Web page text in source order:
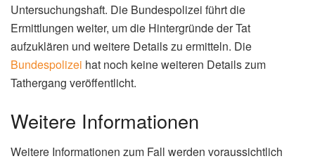
Untersuchungshaft. Die Bundespolizei führt die
Ermittlungen weiter, um die Hintergründe der Tat
aufzuklären und weitere Details zu ermitteln. Die
Bundespolizei hat noch keine weiteren Details zum
Tathergang veröffentlicht.
Weitere Informationen
Weitere Informationen zum Fall werden voraussichtlich